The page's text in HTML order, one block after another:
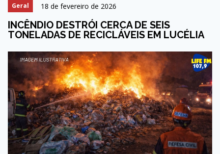
Geral 18 de fevereiro de 2026
INCÊNDIO DESTRÓI CERCA DE SEIS
TONELADAS DE RECICLÁVEIS EM LUCÉLIA